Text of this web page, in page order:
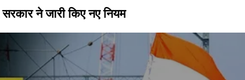
सरकार ने जारी किए नए नियम